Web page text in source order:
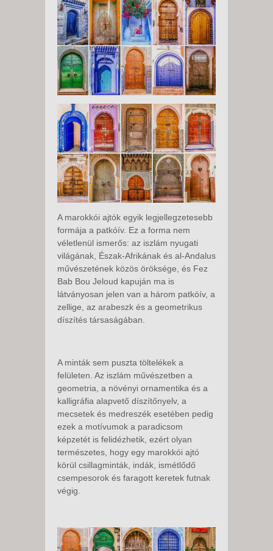
A marokkói ajtók egyik legjellegzetesebb
formája a patkóív. Ez a forma nem
véletlenül ismerős: az iszlám nyugati
világának, Észak-Afrikának és al-Andalus
művészetének közös öröksége, és Fez
Bab Bou Jeloud kapuján ma is
látványosan jelen van a három patkóív, a
zellige, az arabeszk és a geometrikus
díszítés társaságában.
A minták sem puszta töltelékek a
felületen. Az iszlám művészetben a
geometria, a növényi ornamentika és a
kalligráfia alapvető díszítőnyelv, a
mecsetek és medreszék esetében pedig
ezek a motívumok a paradicsom
képzetét is felidézhetik, ezért olyan
természetes, hogy egy marokkói ajtó
körül csillagminták, indák, ismétlődő
csempesorok és faragott keretek futnak
végig.